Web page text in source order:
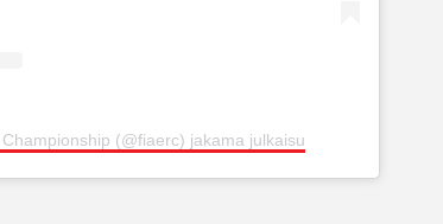
(@fiaerc) jakama julkaisu